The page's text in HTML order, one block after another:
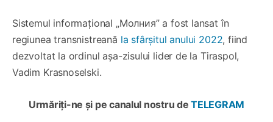
Sistemul informațional „Молния” a fost lansat în
regiunea transnistreană la sfârșitul anului 2022, fiind
dezvoltat la ordinul așa-zisului lider de la Tiraspol,
Vadim Krasnoselski.
Urmăriți-ne și pe canalul nostru de TELEGRAM